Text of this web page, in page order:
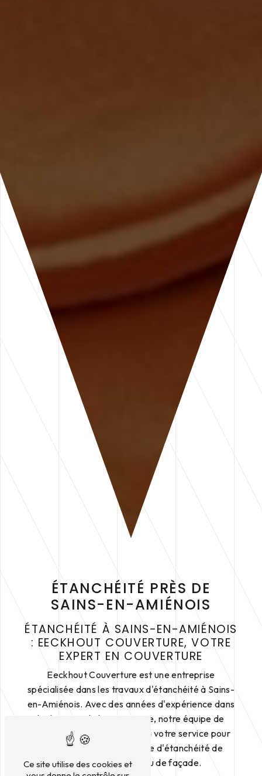
ÉTANCHÉITÉ PRÈS DE
SAINS-EN-AMIÉNOIS
ÉTANCHÉITÉ À SAINS-EN-AMIÉNOIS
: EECKHOUT COUVERTURE, VOTRE
EXPERT EN COUVERTURE
Eeckhout Couverture est une entreprise
spécialisée dans les travaux d'étanchéité à Sains-
en-Amiénois. Avec des années d'expérience dans
le domaine de la couverture, notre équipe de
professionnels qualifiés est à votre service pour
tous vos besoins en matière d'étanchéité de
toiture, de terrasse ou de façade.
Ce site utilise des cookies et